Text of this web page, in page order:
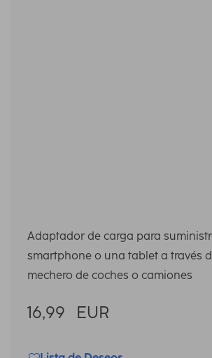
Adaptador de carga para
smartphone o una tablet a través
mechero de coches o camiones
16,99 EUR